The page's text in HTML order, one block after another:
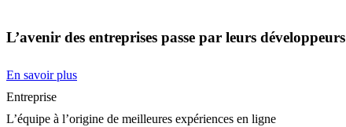
L’avenir des entreprises passe par leurs développeurs
En savoir plus
Entreprise
L’équipe à l’origine de meilleures expériences en ligne